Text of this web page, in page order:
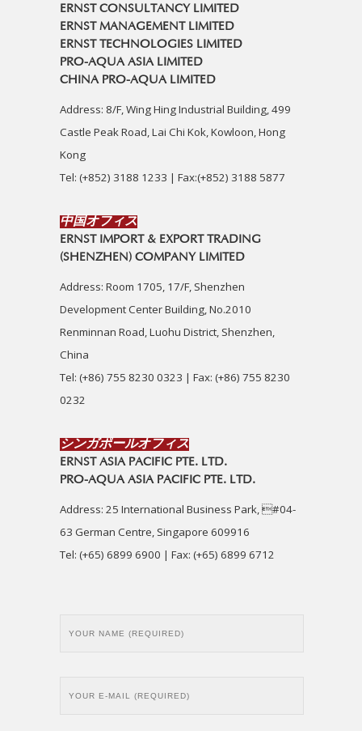
ERNST CONSULTANCY LIMITED
ERNST MANAGEMENT LIMITED
ERNST TECHNOLOGIES LIMITED
PRO-AQUA ASIA LIMITED
CHINA PRO-AQUA LIMITED
Address: 8/F, Wing Hing Industrial Building, 499
Castle Peak Road, Lai Chi Kok, Kowloon, Hong
Kong
Tel: (+852) 3188 1233 | Fax:(+852) 3188 5877
中国オフィス
ERNST IMPORT & EXPORT TRADING
(SHENZHEN) COMPANY LIMITED
Address: Room 1705, 17/F, Shenzhen
Development Center Building, No.2010
Renminnan Road, Luohu District, Shenzhen,
China
Tel: (+86) 755 8230 0323 | Fax: (+86) 755 8230
0232
シンガポールオフィス
ERNST ASIA PACIFIC PTE. LTD.
PRO-AQUA ASIA PACIFIC PTE. LTD.
Address: 25 International Business Park, #04-
63 German Centre, Singapore 609916
Tel: (+65) 6899 6900 | Fax: (+65) 6899 6712